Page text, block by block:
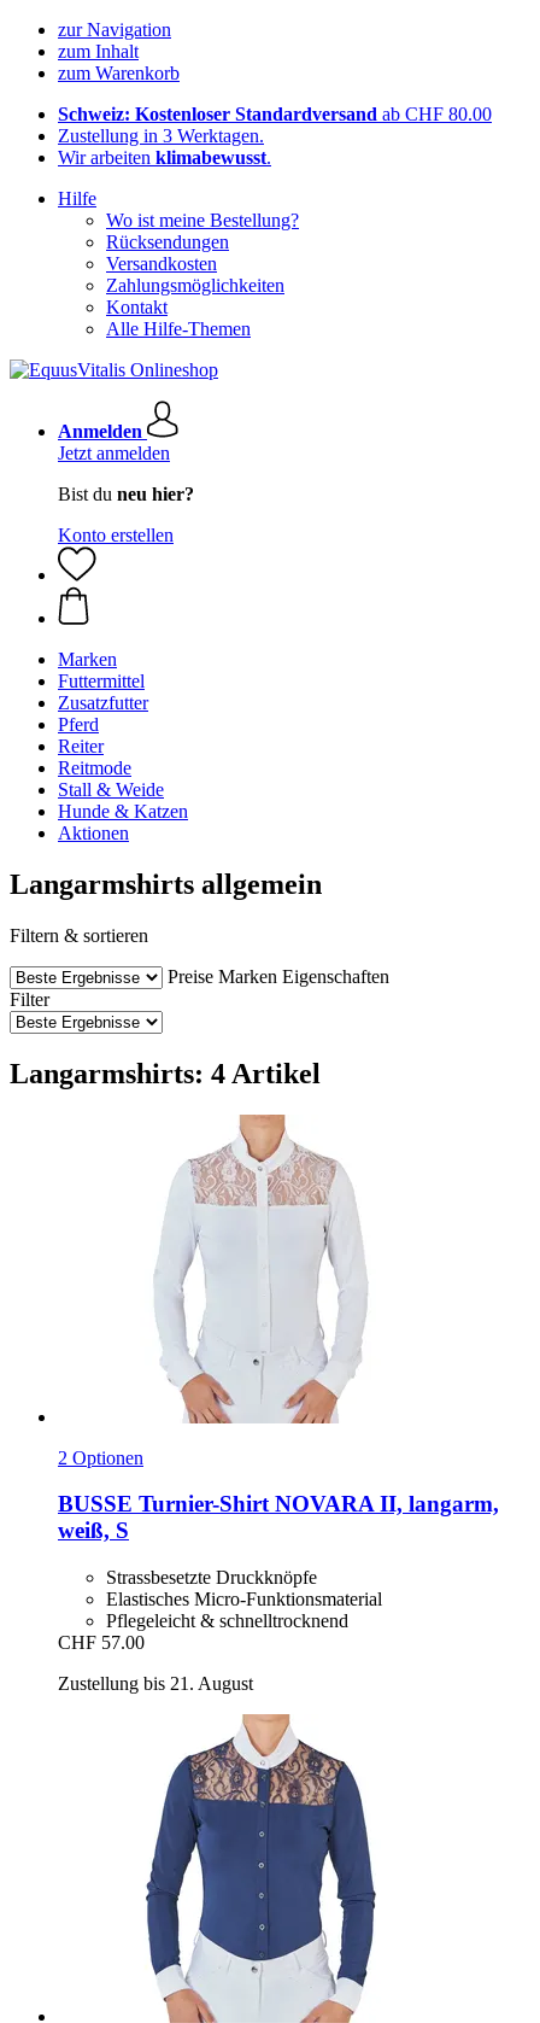
zur Navigation
zum Inhalt
zum Warenkorb
Schweiz: Kostenloser Standardversand ab CHF 80.00
Zustellung in 3 Werktagen.
Wir arbeiten klimabewusst.
Hilfe
Wo ist meine Bestellung?
Rücksendungen
Versandkosten
Zahlungsmöglichkeiten
Kontakt
Alle Hilfe-Themen
Anmelden
Jetzt anmelden
Bist du neu hier?
Konto erstellen
Marken
Futtermittel
Zusatzfutter
Pferd
Reiter
Reitmode
Stall & Weide
Hunde & Katzen
Aktionen
Langarmshirts allgemein
Filtern & sortieren
Preise Marken Eigenschaften
Filter
Langarmshirts: 4 Artikel
2 Optionen
BUSSE Turnier-​Shirt NOVARA II, langarm,
weiß, S
Strassbesetzte Druckknöpfe
Elastisches Micro-Funktionsmaterial
Pflegeleicht & schnelltrocknend
CHF 57.00
Zustellung bis 21. August